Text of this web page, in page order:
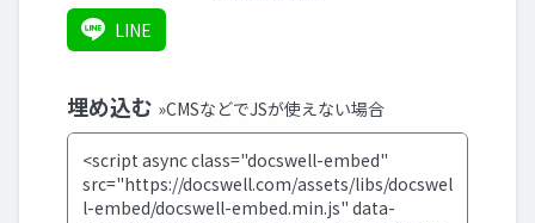
LINE
埋め込む »CMSなどでJSが使えない場合